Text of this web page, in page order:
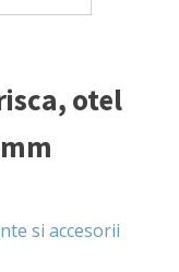
otel
si accesorii